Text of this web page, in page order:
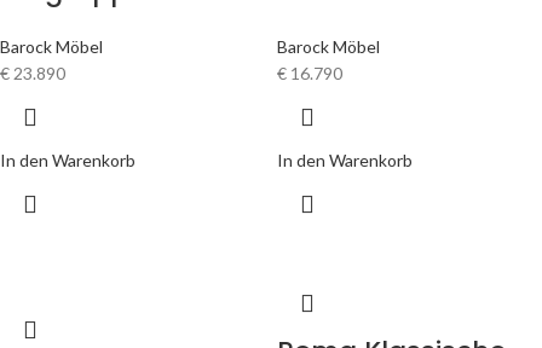
Barock Möbel
€23.890
In den Warenkorb
Barock Möbel
€ 16.790
In den Warenkorb